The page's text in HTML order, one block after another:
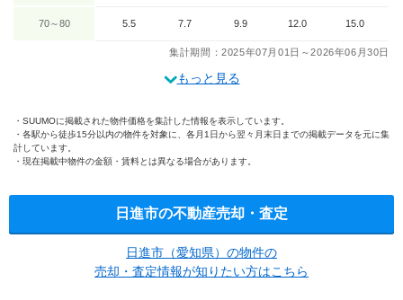
70～80 5.5 7.7 9.9 12.0 15.0
集計期間：2025年07月01日～2026年06月30日
もっと見る
SUUMOに掲載された物件価格を集計した情報を表示しています。
各駅から徒歩15分以内の物件を対象に、各月1日から翌々月末日までの掲載データを元に集
計しています。
現在掲載中物件の金額・賃料とは異なる場合があります。
日進市の不動産売却・査定
日進市（愛知県）の物件の
売却・査定情報が知りたい方はこちら